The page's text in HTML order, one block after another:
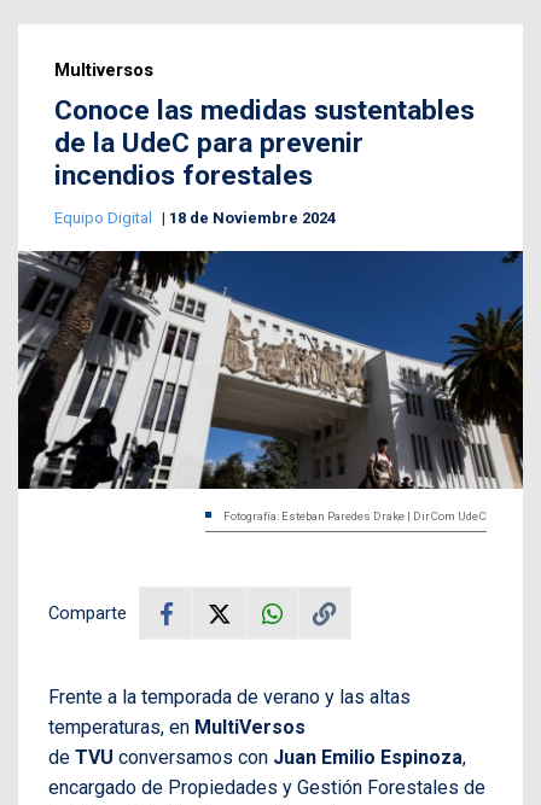
Multiversos
Conoce las medidas sustentables
de la UdeC para prevenir
incendios forestales
Equipo Digital 18 de Noviembre 2024
Fotografía: Esteban Paredes Drake | DirCom UdeC
Comparte
Frente a la temporada de verano y las altas
temperaturas, en MultiVersos
de TVU conversamos con Juan Emilio Espinoza,
encargado de Propiedades y Gestión Forestales de